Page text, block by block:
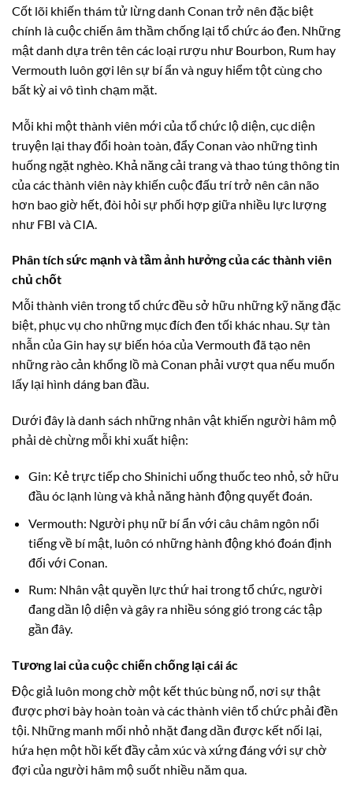
Cốt lõi khiến thám tử lừng danh Conan trở nên đặc biệt
chính là cuộc chiến âm thầm chống lại tổ chức áo đen. Những
mật danh dựa trên tên các loại rượu như Bourbon, Rum hay
Vermouth luôn gợi lên sự bí ẩn và nguy hiểm tột cùng cho
bất kỳ ai vô tình chạm mặt.
Mỗi khi một thành viên mới của tổ chức lộ diện, cục diện
truyện lại thay đổi hoàn toàn, đẩy Conan vào những tình
huống ngặt nghèo. Khả năng cải trang và thao túng thông tin
của các thành viên này khiến cuộc đấu trí trở nên cân não
hơn bao giờ hết, đòi hỏi sự phối hợp giữa nhiều lực lượng
như FBI và CIA.
Phân tích sức mạnh và tầm ảnh hưởng của các thành viên
chủ chốt
Mỗi thành viên trong tổ chức đều sở hữu những kỹ năng đặc
biệt, phục vụ cho những mục đích đen tối khác nhau. Sự tàn
nhẫn của Gin hay sự biến hóa của Vermouth đã tạo nên
những rào cản khổng lồ mà Conan phải vượt qua nếu muốn
lấy lại hình dáng ban đầu.
Dưới đây là danh sách những nhân vật khiến người hâm mộ
phải dè chừng mỗi khi xuất hiện:
Gin: Kẻ trực tiếp cho Shinichi uống thuốc teo nhỏ, sở hữu
đầu óc lạnh lùng và khả năng hành động quyết đoán.
Vermouth: Người phụ nữ bí ẩn với câu châm ngôn nổi
tiếng về bí mật, luôn có những hành động khó đoán định
đối với Conan.
Rum: Nhân vật quyền lực thứ hai trong tổ chức, người
đang dần lộ diện và gây ra nhiều sóng gió trong các tập
gần đây.
Tương lai của cuộc chiến chống lại cái ác
Độc giả luôn mong chờ một kết thúc bùng nổ, nơi sự thật
được phơi bày hoàn toàn và các thành viên tổ chức phải đền
tội. Những manh mối nhỏ nhặt đang dần được kết nối lại,
hứa hẹn một hồi kết đầy cảm xúc và xứng đáng với sự chờ
đợi của người hâm mộ suốt nhiều năm qua.